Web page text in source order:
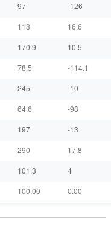
97
-126
118
16.6
170.9
10.5
78.5
-114.1
245
-10
64.6
-98
197
-13
290
17.8
101.3
4
100.00 0.00